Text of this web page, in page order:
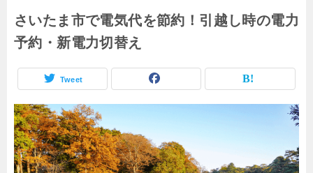
さいたま市で電気代を節約！引越し時の電力
予約・新電力切替え
Tweet